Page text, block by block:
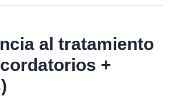
al tratamiento
+